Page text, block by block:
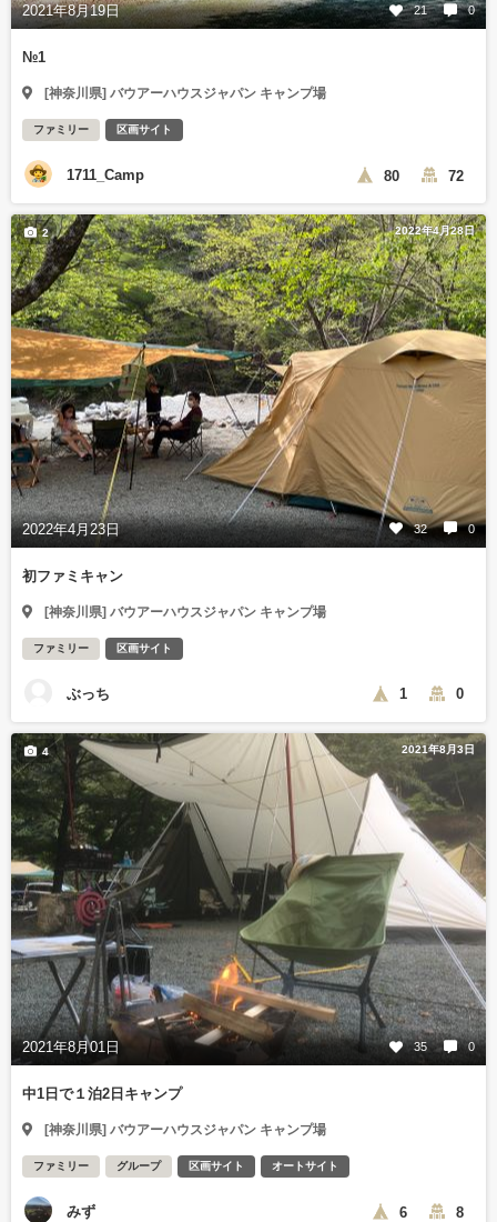
2021年8月19日 21 0
№1
[神奈川県] バウアーハウスジャパン キャンプ場
ファミリー 区画サイト
1711_Camp 80 72
2022年4月28日
2022年4月23日 32 0
2
初ファミキャン
[神奈川県] バウアーハウスジャパン キャンプ場
ファミリー 区画サイト
ぶっち 1 0
2021年8月3日
2021年8月01日 35 0
4
中1日で１泊2日キャンプ
[神奈川県] バウアーハウスジャパン キャンプ場
ファミリー グループ 区画サイト オートサイト
みず 6 8